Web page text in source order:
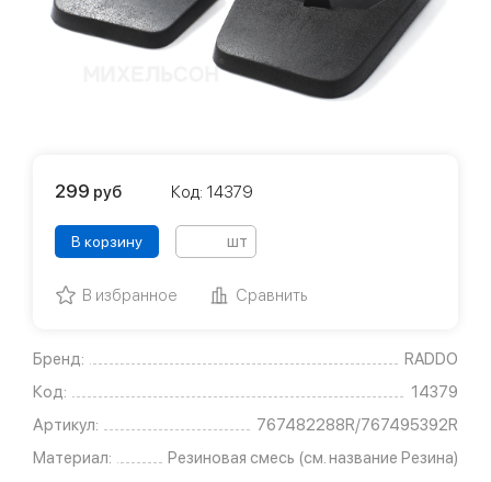
Бренд:
RADDO
Код:
14379
Артикул:
767482288R/767495392R
Материал:
Резиновая смесь (см. название Резина)
299 руб Код: 14379
В корзину шт
В избранное Сравнить